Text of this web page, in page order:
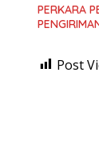
PERKARA
Post